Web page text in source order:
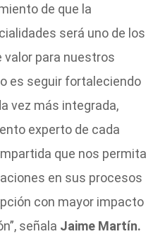
de que la
será uno de los
valor para nuestros
es seguir fortaleciendo
vez más integrada,
experto de cada
que nos permita
en sus procesos
con mayor impacto
señala Jaime Martín.